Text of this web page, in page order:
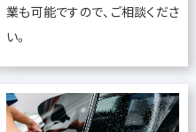
業も可能ですので、ご相談くださ
い。